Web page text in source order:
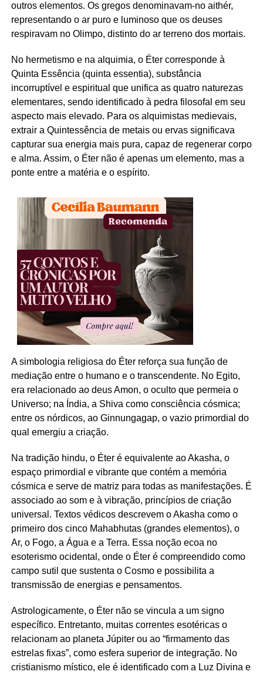
outros elementos. Os gregos denominavam-no aithér,
representando o ar puro e luminoso que os deuses
respiravam no Olimpo, distinto do ar terreno dos mortais.
No hermetismo e na alquimia, o Éter corresponde à
Quinta Essência (quinta essentia), substância
incorruptível e espiritual que unifica as quatro naturezas
elementares, sendo identificado à pedra filosofal em seu
aspecto mais elevado. Para os alquimistas medievais,
extrair a Quintessência de metais ou ervas significava
capturar sua energia mais pura, capaz de regenerar corpo
e alma. Assim, o Éter não é apenas um elemento, mas a
ponte entre a matéria e o espírito.
A simbologia religiosa do Éter reforça sua função de
mediação entre o humano e o transcendente. No Egito,
era relacionado ao deus Amon, o oculto que permeia o
Universo; na Índia, a Shiva como consciência cósmica;
entre os nórdicos, ao Ginnungagap, o vazio primordial do
qual emergiu a criação.
Na tradição hindu, o Éter é equivalente ao Akasha, o
espaço primordial e vibrante que contém a memória
cósmica e serve de matriz para todas as manifestações. É
associado ao som e à vibração, princípios de criação
universal. Textos védicos descrevem o Akasha como o
primeiro dos cinco Mahabhutas (grandes elementos), o
Ar, o Fogo, a Água e a Terra. Essa noção ecoa no
esoterismo ocidental, onde o Éter é compreendido como
campo sutil que sustenta o Cosmo e possibilita a
transmissão de energias e pensamentos.
Astrologicamente, o Éter não se vincula a um signo
específico. Entretanto, muitas correntes esotéricas o
relacionam ao planeta Júpiter ou ao “firmamento das
estrelas fixas”, como esfera superior de integração. No
cristianismo místico, ele é identificado com a Luz Divina e